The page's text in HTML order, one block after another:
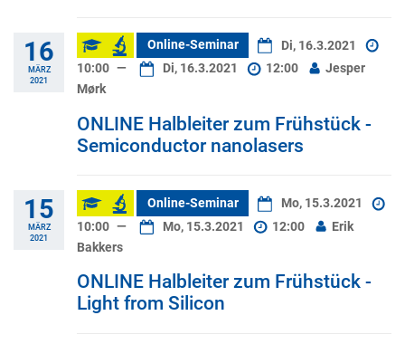
16
MÄRZ
2021
Online-Seminar
Di, 16.3.2021
10:00 — Di, 16.3.2021 12:00
Jesper
Mørk
ONLINE Halbleiter zum Frühstück -
Semiconductor nanolasers
15
MÄRZ
2021
Online-Seminar
Mo, 15.3.2021
10:00 — Mo, 15.3.2021 12:00
Erik
Bakkers
ONLINE Halbleiter zum Frühstück -
Light from Silicon